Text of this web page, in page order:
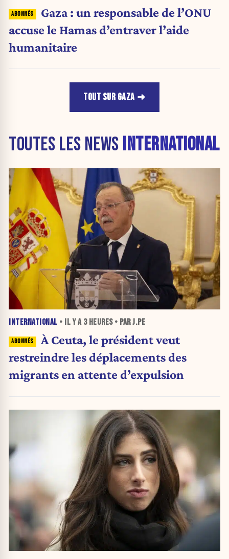
Gaza : un responsable de l’ONU
accuse le Hamas d’entraver l’aide
humanitaire
TOUT SUR GAZA
TOUTES LES NEWS INTERNATIONAL
INTERNATIONAL • IL Y A 3 HEURES• PAR J.PE
À Ceuta, le président veut
restreindre les déplacements des
migrants en attente d’expulsion